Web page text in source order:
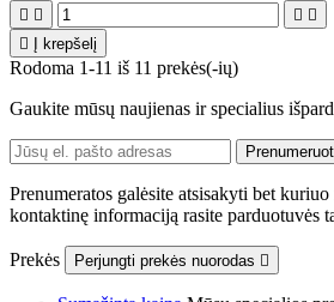
   

Į krepšelį
Rodoma 1-11 iš 11 prekės(-ių)
Gaukite mūsų naujienas ir specialius
Prenumeratos galėsite atsisakyti bet
kontaktinę informaciją rasite parduotuvės
Prekės Perjungti prekės nuorodas 